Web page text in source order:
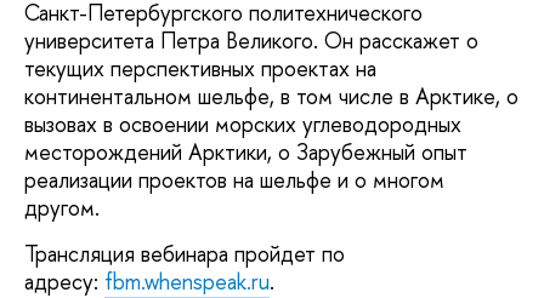
Санкт-Петербургского политехнического
университета Петра Великого. Он расскажет о
текущих перспективных проектах на
континентальном шельфе, в том числе в Арктике, о
вызовах в освоении морских углеводородных
месторождений Арктики, о Зарубежный опыт
реализации проектов на шельфе и о многом
другом.
Трансляция вебинара пройдет по
адресу: fbm.whenspeak.ru.